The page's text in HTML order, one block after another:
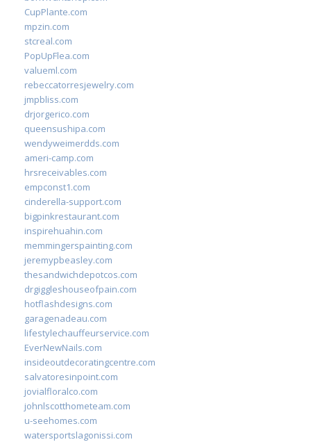
CupPlante.com
mpzin.com
stcreal.com
PopUpFlea.com
valueml.com
rebeccatorresjewelry.com
jmpbliss.com
drjorgerico.com
queensushipa.com
wendyweimerdds.com
ameri-camp.com
hrsreceivables.com
empconst1.com
cinderella-support.com
bigpinkrestaurant.com
inspirehuahin.com
memmingerspainting.com
jeremypbeasley.com
thesandwichdepotcos.com
drgiggleshouseofpain.com
hotflashdesigns.com
garagenadeau.com
lifestylechauffeurservice.com
EverNewNails.com
insideoutdecoratingcentre.com
salvatoresinpoint.com
jovialfloralco.com
johnlscotthometeam.com
u-seehomes.com
watersportslagonissi.com